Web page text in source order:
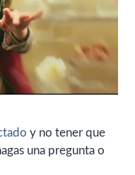
y no tener que
una pregunta o